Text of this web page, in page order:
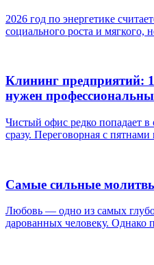
2026 год по энергетике
социального роста и мягкого,
Клининг предприятий:
нужен
Чистый офис редко попадает в
сразу. Переговорная с пятнами
Самые сильные
Любовь — одно из самых
дарованных человеку. Однако